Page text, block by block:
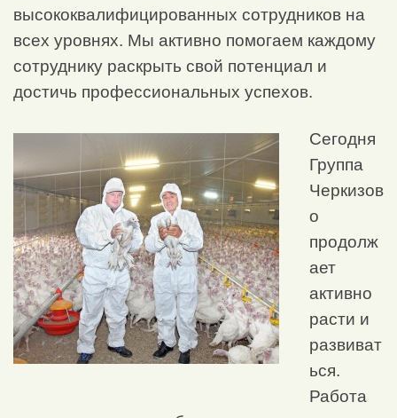
высококвалифицированных сотрудников на
всех уровнях. Мы активно помогаем каждому
сотруднику раскрыть свой потенциал и
достичь профессиональных успехов.
Сегодня
Группа
Черкизов
о
продолж
ает
активно
расти и
развиват
ься.
Работа